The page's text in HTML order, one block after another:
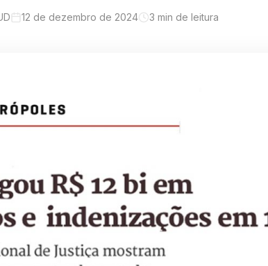
12 de dezembro de 2024 3 min de leitura